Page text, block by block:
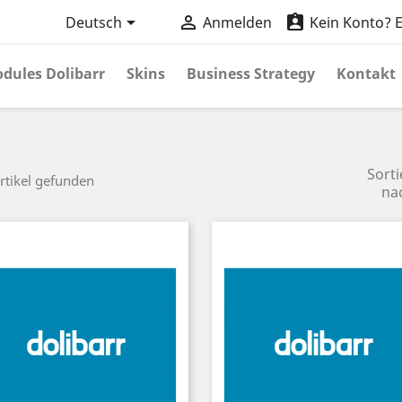
Deutsch  Anmelden  Kein Konto?
Dolibarr Skins Business Strategy Kontakt
gefunden